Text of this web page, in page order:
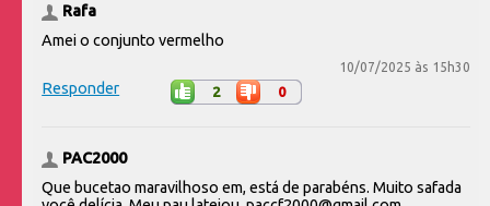
Rafa
Amei o conjunto vermelho
10/07/2025 às 15h30
Responder 2 0
PAC2000
Que bucetao maravilhoso em, está de parabéns. Muito safada